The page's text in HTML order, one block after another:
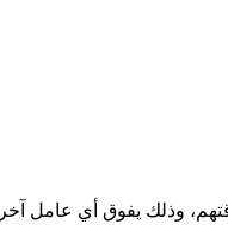
وذلك يفوق أي عامل